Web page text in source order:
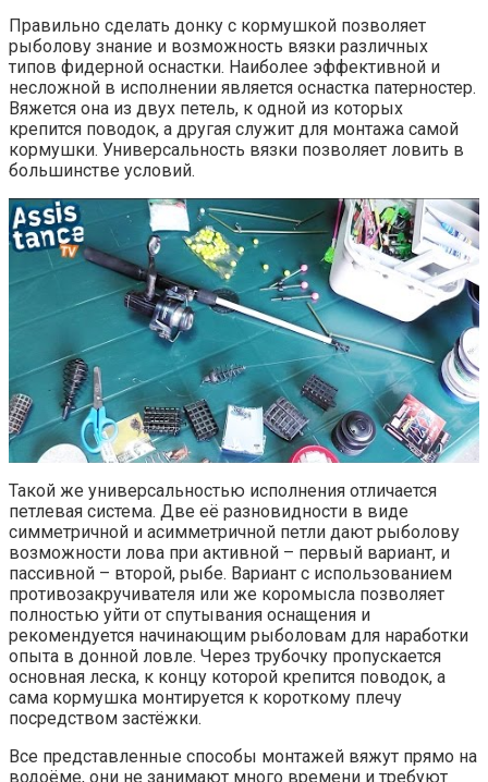
Правильно сделать донку с кормушкой позволяет
рыболову знание и возможность вязки различных
типов фидерной оснастки. Наиболее эффективной и
несложной в исполнении является оснастка патерностер.
Вяжется она из двух петель, к одной из которых
крепится поводок, а другая служит для монтажа самой
кормушки. Универсальность вязки позволяет ловить в
большинстве условий.
Такой же универсальностью исполнения отличается
петлевая система. Две её разновидности в виде
симметричной и асимметричной петли дают рыболову
возможности лова при активной – первый вариант, и
пассивной – второй, рыбе. Вариант с использованием
противозакручивателя или же коромысла позволяет
полностью уйти от спутывания оснащения и
рекомендуется начинающим рыболовам для наработки
опыта в донной ловле. Через трубочку пропускается
основная леска, к концу которой крепится поводок, а
сама кормушка монтируется к короткому плечу
посредством застёжки.
Все представленные способы монтажей вяжут прямо на
водоёме, они не занимают много времени и требуют